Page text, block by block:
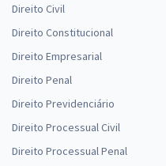
Direito Civil
Direito Constitucional
Direito Empresarial
Direito Penal
Direito Previdenciário
Direito Processual Civil
Direito Processual Penal